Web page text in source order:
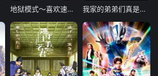
地狱模式～喜欢速通游戏的玩家在废设定异世界无双～第二季 我家的弟弟们真是让您费心了